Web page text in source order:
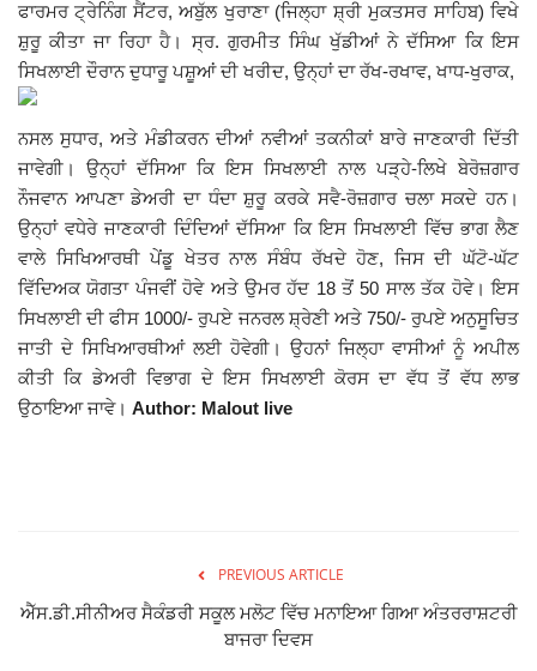
Railway Time Table
Lambi
Sri Muktsar Sahib News
Punjab
Life & Style
Important
Contact Us
ਫਾਰਮਰ ਟ੍ਰੇਨਿੰਗ ਸੈਂਟਰ, ਅਬੁੱਲ ਖੁਰਾਣਾ (ਜਿਲ੍ਹਾ ਸ਼੍ਰੀ ਮੁਕਤਸਰ ਸਾਹਿਬ) ਵਿਖੇ
ਸ਼ੁਰੂ ਕੀਤਾ ਜਾ ਰਿਹਾ ਹੈ। ਸ੍ਰ. ਗੁਰਮੀਤ ਸਿੰਘ ਖੁੱਡੀਆਂ ਨੇ ਦੱਸਿਆ ਕਿ ਇਸ
ਸਿਖਲਾਈ ਦੌਰਾਨ ਦੁਧਾਰੂ ਪਸ਼ੂਆਂ ਦੀ ਖਰੀਦ, ਉਨ੍ਹਾਂ ਦਾ ਰੱਖ-ਰਖਾਵ, ਖਾਧ-ਖੁਰਾਕ,
ਨਸਲ ਸੁਧਾਰ, ਅਤੇ ਮੰਡੀਕਰਨ ਦੀਆਂ ਨਵੀਆਂ ਤਕਨੀਕਾਂ ਬਾਰੇ ਜਾਣਕਾਰੀ ਦਿੱਤੀ
ਜਾਵੇਗੀ। ਉਨ੍ਹਾਂ ਦੱਸਿਆ ਕਿ ਇਸ ਸਿਖਲਾਈ ਨਾਲ ਪੜ੍ਹੇ-ਲਿਖੇ ਬੇਰੋਜ਼ਗਾਰ
ਨੌਜਵਾਨ ਆਪਣਾ ਡੇਅਰੀ ਦਾ ਧੰਦਾ ਸ਼ੁਰੂ ਕਰਕੇ ਸਵੈ-ਰੋਜ਼ਗਾਰ ਚਲਾ ਸਕਦੇ ਹਨ।
ਉਨ੍ਹਾਂ ਵਧੇਰੇ ਜਾਣਕਾਰੀ ਦਿੰਦਿਆਂ ਦੱਸਿਆ ਕਿ ਇਸ ਸਿਖਲਾਈ ਵਿੱਚ ਭਾਗ ਲੈਣ
ਵਾਲੇ ਸਿਖਿਆਰਥੀ ਪੇਂਡੂ ਖੇਤਰ ਨਾਲ ਸੰਬੰਧ ਰੱਖਦੇ ਹੋਣ, ਜਿਸ ਦੀ ਘੱਟੋ-ਘੱਟ
ਵਿੱਦਿਅਕ ਯੋਗਤਾ ਪੰਜਵੀਂ ਹੋਵੇ ਅਤੇ ਉਮਰ ਹੱਦ 18 ਤੋਂ 50 ਸਾਲ ਤੱਕ ਹੋਵੇ। ਇਸ
ਸਿਖਲਾਈ ਦੀ ਫੀਸ 1000/- ਰੁਪਏ ਜਨਰਲ ਸ਼੍ਰੇਣੀ ਅਤੇ 750/- ਰੁਪਏ ਅਨੁਸੂਚਿਤ
ਜਾਤੀ ਦੇ ਸਿਖਿਆਰਥੀਆਂ ਲਈ ਹੋਵੇਗੀ। ਉਹਨਾਂ ਜਿਲ੍ਹਾ ਵਾਸੀਆਂ ਨੂੰ ਅਪੀਲ
ਕੀਤੀ ਕਿ ਡੇਅਰੀ ਵਿਭਾਗ ਦੇ ਇਸ ਸਿਖਲਾਈ ਕੋਰਸ ਦਾ ਵੱਧ ਤੋਂ ਵੱਧ ਲਾਭ
ਉਠਾਇਆ ਜਾਵੇ। Author: Malout live
PREVIOUS ARTICLE
ਐੱਸ.ਡੀ.ਸੀਨੀਅਰ ਸੈਕੰਡਰੀ ਸਕੂਲ ਮਲੋਟ ਵਿੱਚ ਮਨਾਇਆ ਗਿਆ ਅੰਤਰਰਾਸ਼ਟਰੀ
ਬਾਜਰਾ ਦਿਵਸ